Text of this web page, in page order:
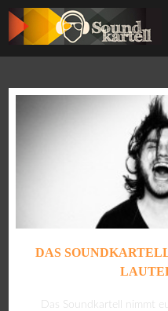
DAS
Das Soundkartell nimmt